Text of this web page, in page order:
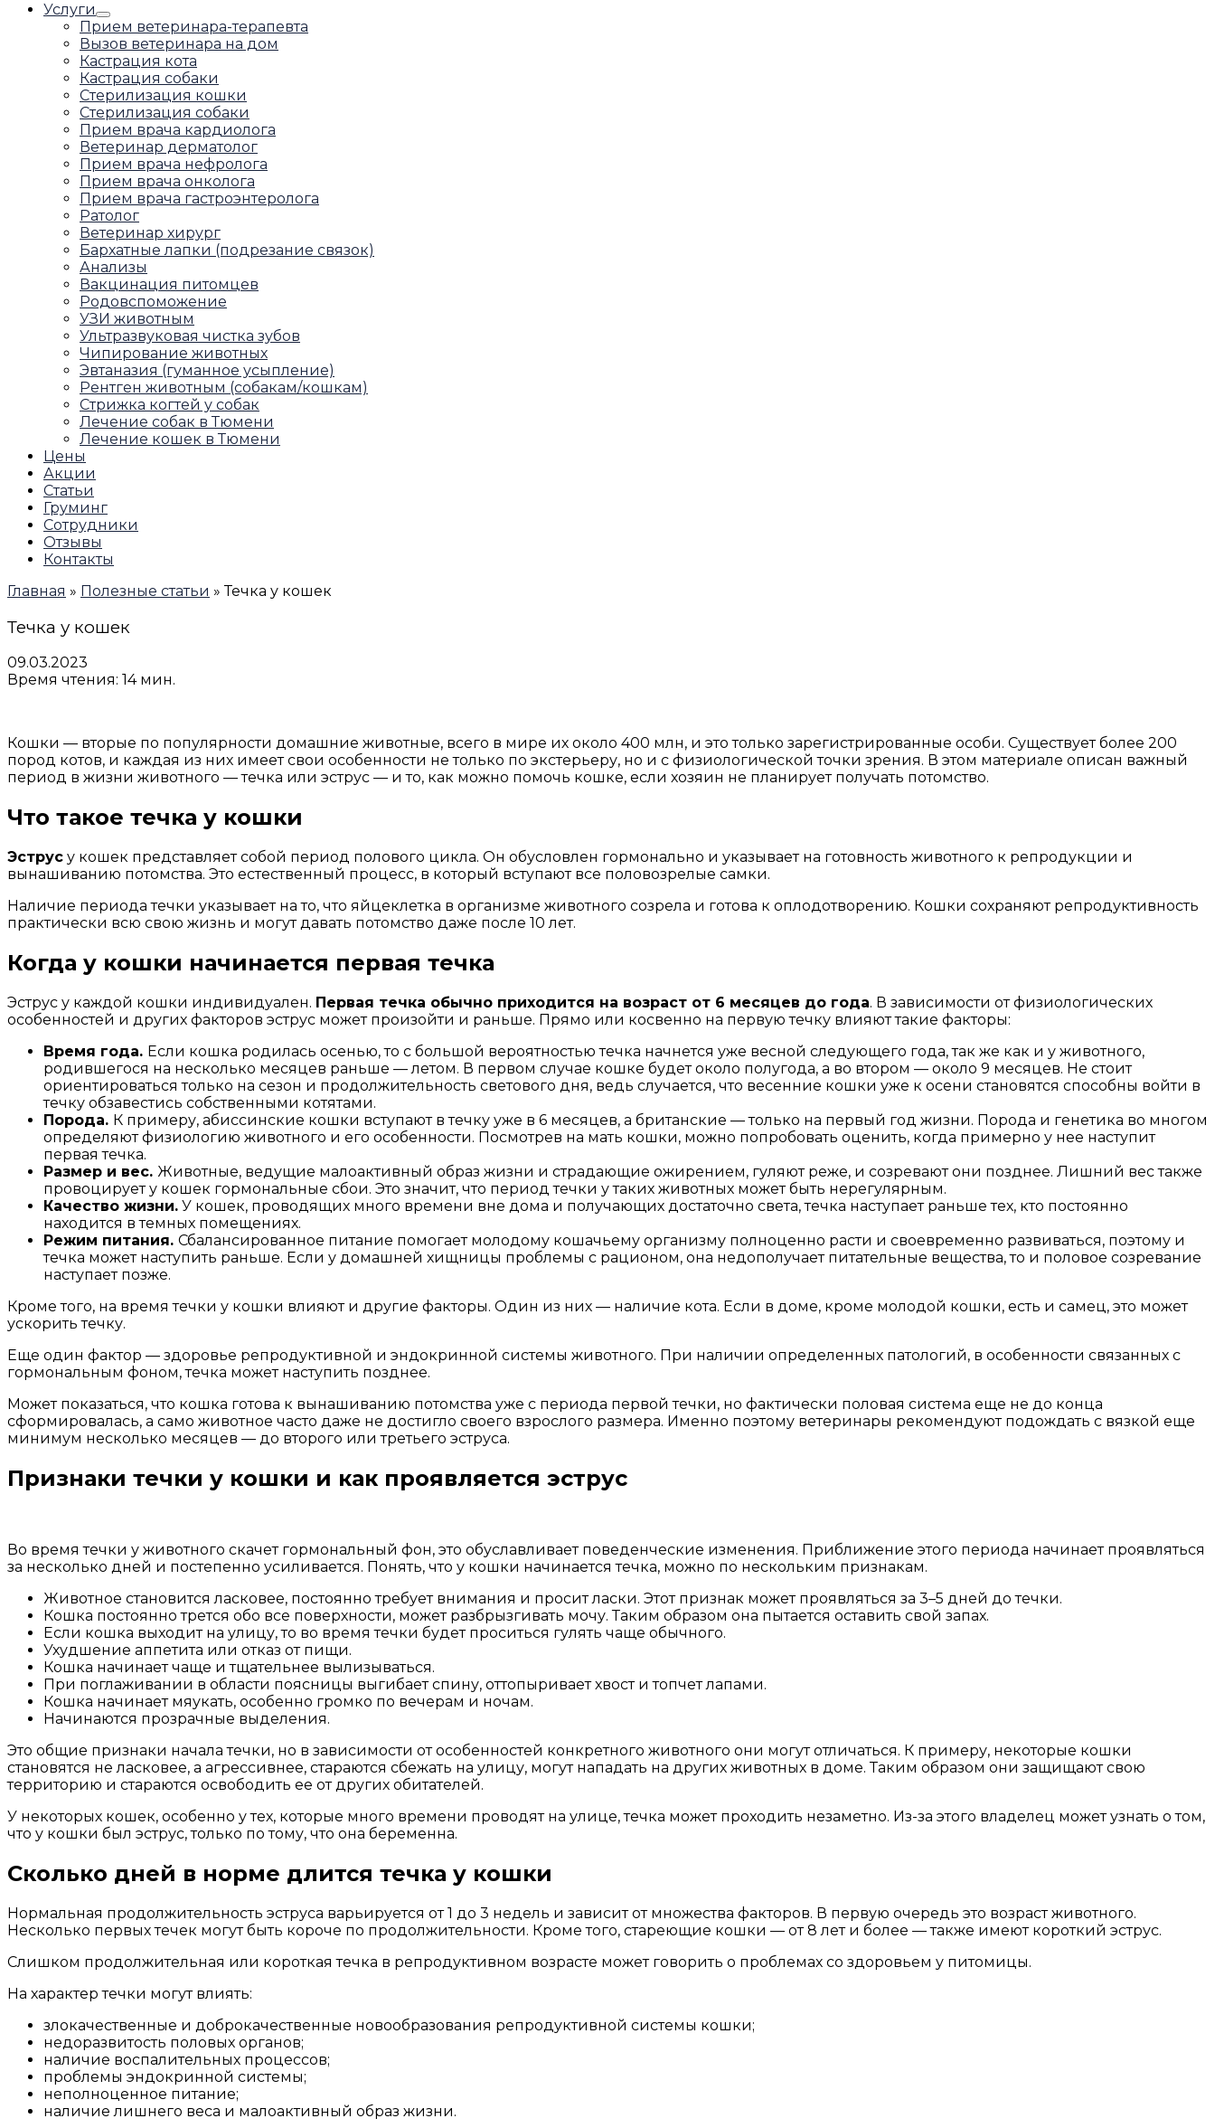
Услуги
Прием ветеринара-терапевта
Вызов ветеринара на дом
Кастрация кота
Кастрация собаки
Стерилизация кошки
Стерилизация собаки
Прием врача кардиолога
Ветеринар дерматолог
Прием врача нефролога
Прием врача онколога
Прием врача гастроэнтеролога
Ратолог
Ветеринар хирург
Бархатные лапки (подрезание связок)
Анализы
Вакцинация питомцев
Родовспоможение
УЗИ животным
Ультразвуковая чистка зубов
Чипирование животных
Эвтаназия (гуманное усыпление)
Рентген животным (собакам/кошкам)
Стрижка когтей у собак
Лечение собак в Тюмени
Лечение кошек в Тюмени
Цены
Акции
Статьи
Груминг
Сотрудники
Отзывы
Контакты
Главная » Полезные статьи »Течка у кошек
Течка у кошек
09.03.2023
Время чтения: 14 мин.
Кошки — вторые по популярности домашние животные, всего в мире их около 400 млн, и это только зарегистрированные особи. Существует более 200
пород котов, и каждая из них имеет свои особенности не только по экстерьеру, но и с физиологической точки зрения. В этом материале описан важный
период в жизни животного — течка или эструс — и то, как можно помочь кошке, если хозяин не планирует получать потомство.
Что такое течка у кошки
Эструс у кошек представляет собой период полового цикла. Он обусловлен гормонально и указывает на готовность животного к репродукции и
вынашиванию потомства. Это естественный процесс, в который вступают все половозрелые самки.
Наличие периода течки указывает на то, что яйцеклетка в организме животного созрела и готова к оплодотворению. Кошки сохраняют репродуктивность
практически всю свою жизнь и могут давать потомство даже после 10 лет.
Когда у кошки начинается первая течка
Эструс у каждой кошки индивидуален. Первая течка обычно приходится на возраст от 6 месяцев до года. В зависимости от физиологических
особенностей и других факторов эструс может произойти и раньше. Прямо или косвенно на первую течку влияют такие факторы:
Время года. Если кошка родилась осенью, то с большой вероятностью течка начнется уже весной следующего года, так же как и у животного,
родившегося на несколько месяцев раньше — летом. В первом случае кошке будет около полугода, а во втором — около 9 месяцев. Не стоит
ориентироваться только на сезон и продолжительность светового дня, ведь случается, что весенние кошки уже к осени становятся способны войти в
течку обзавестись собственными котятами.
Порода. К примеру, абиссинские кошки вступают в течку уже в 6 месяцев, а британские — только на первый год жизни. Порода и генетика во многом
определяют физиологию животного и его особенности. Посмотрев на мать кошки, можно попробовать оценить, когда примерно у нее наступит
первая течка.
Размер и вес. Животные, ведущие малоактивный образ жизни и страдающие ожирением, гуляют реже, и созревают они позднее. Лишний вес также
провоцирует у кошек гормональные сбои. Это значит, что период течки у таких животных может быть нерегулярным.
Качество жизни. У кошек, проводящих много времени вне дома и получающих достаточно света, течка наступает раньше тех, кто постоянно
находится в темных помещениях.
Режим питания. Сбалансированное питание помогает молодому кошачьему организму полноценно расти и своевременно развиваться, поэтому и
течка может наступить раньше. Если у домашней хищницы проблемы с рационом, она недополучает питательные вещества, то и половое созревание
наступает позже.
Кроме того, на время течки у кошки влияют и другие факторы. Один из них — наличие кота. Если в доме, кроме молодой кошки, есть и самец, это может
ускорить течку.
Еще один фактор — здоровье репродуктивной и эндокринной системы животного. При наличии определенных патологий, в особенности связанных с
гормональным фоном, течка может наступить позднее.
Может показаться, что кошка готова к вынашиванию потомства уже с периода первой течки, но фактически половая система еще не до конца
сформировалась, а само животное часто даже не достигло своего взрослого размера. Именно поэтому ветеринары рекомендуют подождать с вязкой еще
минимум несколько месяцев — до второго или третьего эструса.
Признаки течки у кошки и как проявляется эструс
Во время течки у животного скачет гормональный фон, это обуславливает поведенческие изменения. Приближение этого периода начинает проявляться
за несколько дней и постепенно усиливается. Понять, что у кошки начинается течка, можно по нескольким признакам.
Животное становится ласковее, постоянно требует внимания и просит ласки. Этот признак может проявляться за 3–5 дней до течки.
Кошка постоянно трется обо все поверхности, может разбрызгивать мочу. Таким образом она пытается оставить свой запах.
Если кошка выходит на улицу, то во время течки будет проситься гулять чаще обычного.
Ухудшение аппетита или отказ от пищи.
Кошка начинает чаще и тщательнее вылизываться.
При поглаживании в области поясницы выгибает спину, оттопыривает хвост и топчет лапами.
Кошка начинает мяукать, особенно громко по вечерам и ночам.
Начинаются прозрачные выделения.
Это общие признаки начала течки, но в зависимости от особенностей конкретного животного они могут отличаться. К примеру, некоторые кошки
становятся не ласковее, а агрессивнее, стараются сбежать на улицу, могут нападать на других животных в доме. Таким образом они защищают свою
территорию и стараются освободить ее от других обитателей.
У некоторых кошек, особенно у тех, которые много времени проводят на улице, течка может проходить незаметно. Из-за этого владелец может узнать о том,
что у кошки был эструс, только по тому, что она беременна.
Сколько дней в норме длится течка у кошки
Нормальная продолжительность эструса варьируется от 1 до 3 недель и зависит от множества факторов. В первую очередь это возраст животного.
Несколько первых течек могут быть короче по продолжительности. Кроме того, стареющие кошки — от 8 лет и более — также имеют короткий эструс.
Слишком продолжительная или короткая течка в репродуктивном возрасте может говорить о проблемах со здоровьем у питомицы.
На характер течки могут влиять:
злокачественные и доброкачественные новообразования репродуктивной системы кошки;
недоразвитость половых органов;
наличие воспалительных процессов;
проблемы эндокринной системы;
неполноценное питание;
наличие лишнего веса и малоактивный образ жизни.